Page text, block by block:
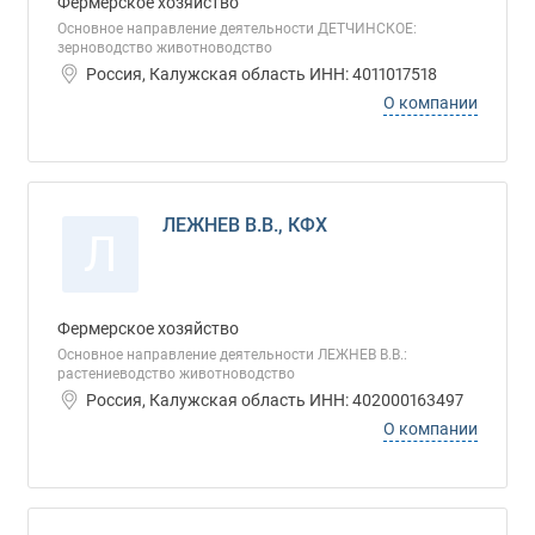
Основное направление деятельности ДЕТЧИНСКОЕ:
зерноводство животноводство
Россия, Калужская область ИНН: 4011017518
О компании
ЛЕЖНЕВ В.В., КФХ
Фермерское хозяйство
Основное направление деятельности ЛЕЖНЕВ В.В.:
растениеводство животноводство
Россия, Калужская область ИНН: 402000163497
О компании